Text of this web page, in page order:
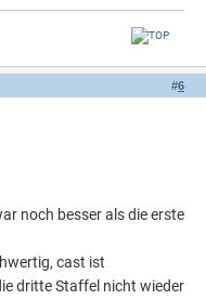
#6
noch besser als die erste
cast ist
dritte Staffel nicht wieder